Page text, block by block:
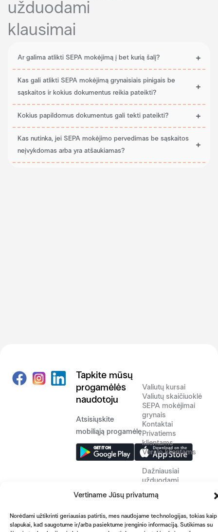
Vertiname Jūsų privatumą
Norėdami užtikrinti geriausias patirtis, mes naudojame technologijas, tokias kaip
slapukai, kad saugotume ir/arba pasiektume įrenginio informaciją. Sutikimas su
užduodami
klausimai
Ar galima atlikti SEPA mokėjimą į bet kurią šalį?
Kas gali atlikti SEPA mokėjimą grynaisiais pinigais be
sąskaitos ir kokius dokumentus reikia pateikti?
Kokius papildomus dokumentus gali tekti pateikti?
Kas nutinka, jei SEPA mokėjimo pervedimas be sąskaitos
neįvykdomas arba yra atšaukiamas?
Tapkite mūsų
progamėlės
naudotoju
Atsisiųskite
mobiliąją progamėlę
Valiutų kursai
Valiutų skaičiuoklė
SEPA mokėjimai
grynais
Kontaktai
Privatiems
klientams
Verslo klientams
Dažniausiai
užduodami
Western Union
Paslaugų įkainiai
Apie mus
Facebook
Instagram
Logo
LinkedIn
Icon